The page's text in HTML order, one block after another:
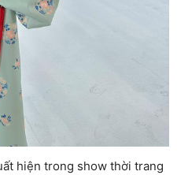
hiện trong show thời trang